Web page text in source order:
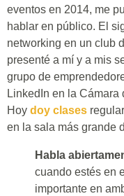
eventos en 2014, me
hablar en público. El
networking en un club
presenté a mí y a mis
grupo de
LinkedIn en la
Hoy doy clases
en la sala más grande
Habla
cuando estés en
importante en